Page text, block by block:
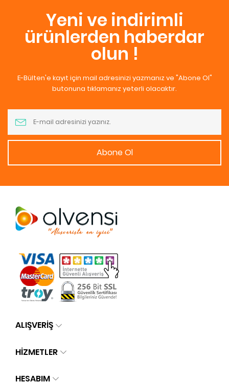
Yeni ve indirimli
ürünlerden haberdar
olun !
E-Bülten'e kayıt için mail adresinizi yazmanız ve "Abone Ol"
butonuna tıklamanız yeterli olacaktır.
Abone Ol
ALIŞVERİŞ
HİZMETLER
HESABIM